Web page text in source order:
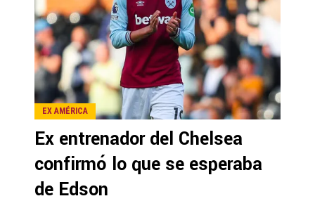
EX AMÉRICA
Ex entrenador del Chelsea
confirmó lo que se esperaba
de Edson